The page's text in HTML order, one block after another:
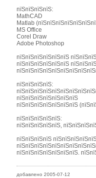
пїЅпїЅпїЅпїЅ:
MathCAD
Matlab
MS Office
Corel Draw
Adobe Photoshop
пїЅпїЅпїЅпїЅпїЅпїЅ
пїЅпїЅпїЅпїЅпїЅпїЅ
пїЅпїЅпїЅпїЅ:
пїЅпїЅпїЅпїЅпїЅпїЅпїЅ
пїЅпїЅпїЅпїЅпїЅпїЅпїЅ
пїЅпїЅпїЅпїЅпїЅ:
пїЅпїЅпїЅпїЅпїЅ,
пїЅпїЅпїЅпїЅ
пїЅпїЅпїЅпїЅпїЅпїЅпїЅ.
добавлено 2005-07-12